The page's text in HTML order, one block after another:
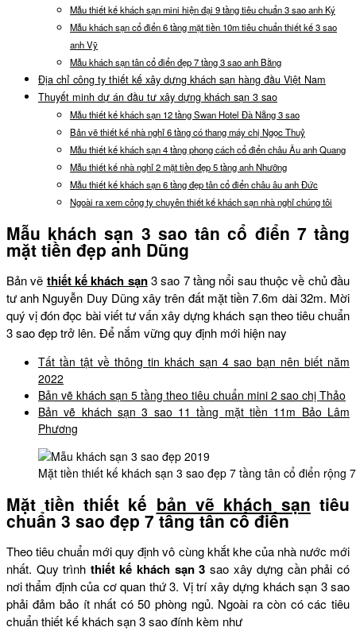
Mẫu thiết kế khách sạn mini hiện đại 9 tầng tiêu chuẩn 3 sao anh Ký
Mẫu khách sạn cổ điển 6 tầng mặt tiền 10m tiêu chuẩn thiết kế 3 sao
anh Vỹ
Mẫu khách sạn tân cổ điển đẹp 7 tầng 3 sao anh Bằng
Địa chỉ công ty thiết kế xây dựng khách sạn hàng đầu Việt Nam
Thuyết minh dự án đầu tư xây dựng khách sạn 3 sao
Mẫu thiết kế khách sạn 12 tầng Swan Hotel Đà Nẵng 3 sao
Bản vẽ thiết kế nhà nghỉ 6 tầng có thang máy chị Ngọc Thuỷ
Mẫu thiết kế khách sạn 4 tầng phong cách cổ điển châu Âu anh Quang
Mẫu thiết kế nhà nghỉ 2 mặt tiền đẹp 5 tầng anh Nhưỡng
Mẫu thiết kế khách sạn 6 tầng đẹp tân cổ điển châu âu anh Đức
Ngoài ra xem công ty chuyên thiết kế khách sạn nhà nghỉ chúng tôi
Mẫu khách sạn 3 sao tân cổ điển 7 tầng
mặt tiền đẹp anh Dũng
Bản vẽ thiết kế khách sạn3 sao 7 tầng nổi sau thuộc về chủ đầu
tư anh Nguyễn Duy Dũng xây trên đất mặt tiền 7.6m dài 32m. Mời
quý vị đón đọc bài viết tư vấn xây dựng khách sạn theo tiêu chuẩn
3 sao đẹp trở lên. Để nắm vững quy định mới hiện nay
Tất tần tật về thông tin khách sạn 4 sao bạn nên biết năm
2022
Bản vẽ khách sạn 5 tầng theo tiêu chuẩn mini 2 sao chị Thảo
Bản vẽ khách sạn 3 sao 11 tầng mặt tiền 11m Bảo Lâm
Phương
Mặt tiền thiết kế khách sạn 3 sao đẹp 7 tầng tân cổ điển rộng
Mặt tiền thiết kế bản vẽ khách sạn tiêu
chuẩn 3 sao đẹp 7 tầng tân cổ điển
Theo tiêu chuẩn mới quy định vô cùng khắt khe của nhà nước mới
nhất. Quy trình thiết kế khách sạn 3 sao xây dựng cần phải có
nơi thẩm định của cơ quan thứ 3. Vị trí xây dựng khách sạn 3 sao
phải đảm bảo ít nhất có 50 phòng ngủ. Ngoài ra còn có các tiêu
chuẩn thiết kế khách sạn 3 sao đính kèm như